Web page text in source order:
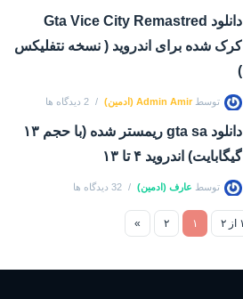
دانلود Gta Vice City Remastred
کرک شده برای اندروید ( نسخه نتفلیکس
)
توسط Admin Amir (ادمین) 2 دیدگاه ها
دانلود gta sa ریمستر شده (با حجم ۱۳
گیگابایت) اندروید ۴ تا ۱۳
توسط عارف (ادمین) 32 دیدگاه ها
۱ ۲ »